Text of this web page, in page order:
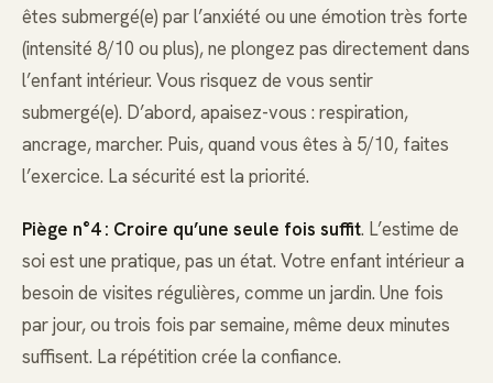
êtes submergé(e) par l’anxiété ou une émotion très forte
(intensité 8/10 ou plus), ne plongez pas directement dans
l’enfant intérieur. Vous risquez de vous sentir
submergé(e). D’abord, apaisez-vous : respiration,
ancrage, marcher. Puis, quand vous êtes à 5/10, faites
l’exercice. La sécurité est la priorité.
Piège n°4 : Croire qu’une seule fois suffit. L’estime de
soi est une pratique, pas un état. Votre enfant intérieur a
besoin de visites régulières, comme un jardin. Une fois
par jour, ou trois fois par semaine, même deux minutes
suffisent. La répétition crée la confiance.